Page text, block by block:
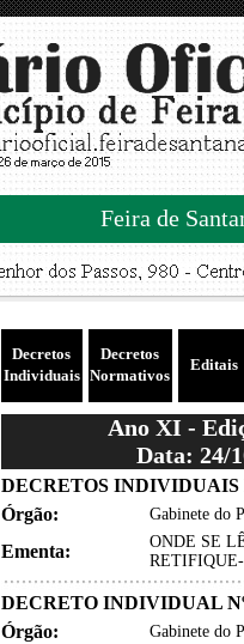
Feira de
Decretos
Individuais
Decretos
Normativos
Editais
Ano XI -
Data: 24/
DECRETOS INDIVIDUAIS
Órgão:
Gabinete do
Ementa:
ONDE SE
DECRETO INDIVIDUAL Nº
Órgão:
Gabinete do